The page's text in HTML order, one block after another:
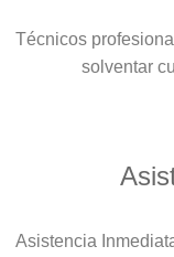
Técnicos
solventar
Asistencia